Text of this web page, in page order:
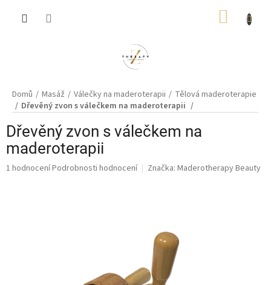
Domů Masáž Válečky na maderoterapii
Tělová maderoterapie
Dřevěný zvon s válečkem na maderoterapii
Dřevěný zvon s válečkem na
maderoterapii
Průměrné
1 hodnoceníPodrobnosti hodnocení Značka: Maderotherapy Beauty